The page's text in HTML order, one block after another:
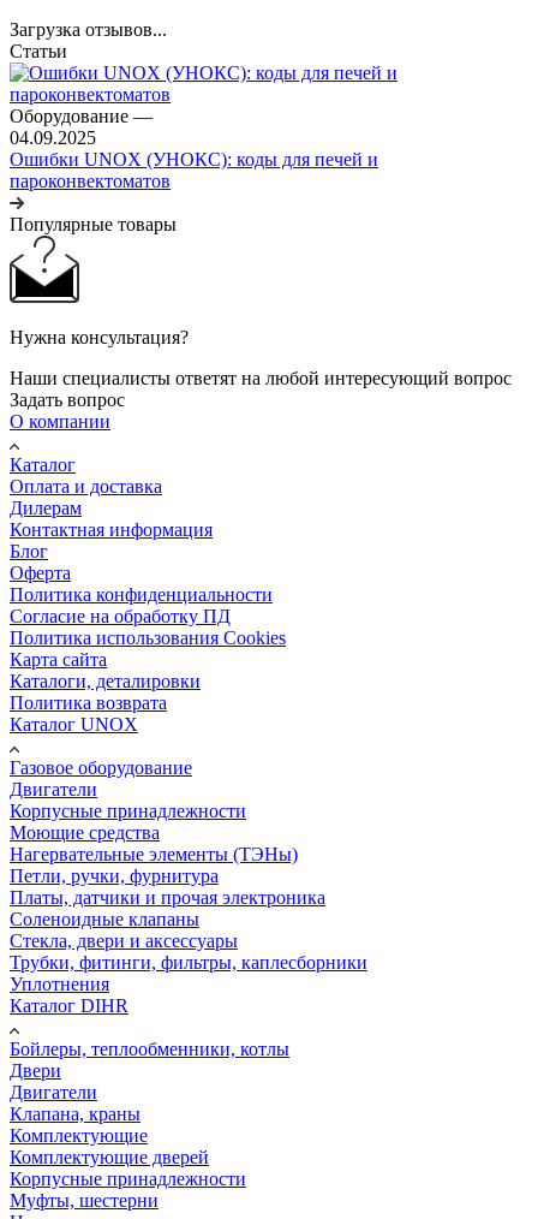
Загрузка отзывов...
Статьи
Оборудование —
04.09.2025
Ошибки UNOX (УНОКС): коды для печей и
пароконвектоматов
Популярные товары
Нужна консультация?
Наши специалисты ответят на любой интересующий вопрос
Задать вопрос
О компании
Каталог
Оплата и доставка
Дилерам
Контактная информация
Блог
Оферта
Политика конфиденциальности
Согласие на обработку ПД
Политика использования Cookies
Карта сайта
Каталоги, деталировки
Политика возврата
Каталог UNOX
Газовое оборудование
Двигатели
Корпусные принадлежности
Моющие средства
Нагервательные элементы (ТЭНы)
Петли, ручки, фурнитура
Платы, датчики и прочая электроника
Соленоидные клапаны
Стекла, двери и аксессуары
Трубки, фитинги, фильтры, каплесборники
Уплотнения
Каталог DIHR
Бойлеры, теплообменники, котлы
Двери
Двигатели
Клапана, краны
Комплектующие
Комплектующие дверей
Корпусные принадлежности
Муфты, шестерни